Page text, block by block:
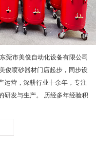
莞市美俊自动化设备有限公司
俊喷砂器材门店起步，同步设
运营，深耕行业十余年，专注
研发与生产。 历经多年经验积